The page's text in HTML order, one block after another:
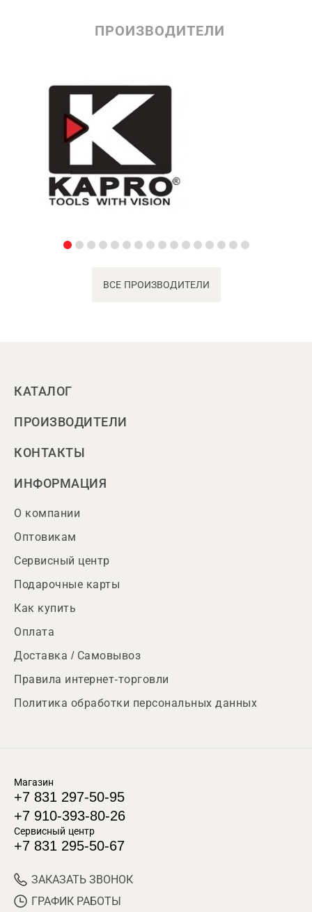
ПРОИЗВОДИТЕЛИ
ВСЕ ПРОИЗВОДИТЕЛИ
КАТАЛОГ
ПРОИЗВОДИТЕЛИ
КОНТАКТЫ
ИНФОРМАЦИЯ
О компании
Оптовикам
Сервисный центр
Подарочные карты
Как купить
Оплата
Доставка / Самовывоз
Правила интернет-торговли
Политика обработки персональных данных
Магазин
+7 831 297-50-95
+7 910-393-80-26
Сервисный центр
+7 831 295-50-67
ЗАКАЗАТЬ ЗВОНОК
ГРАФИК РАБОТЫ